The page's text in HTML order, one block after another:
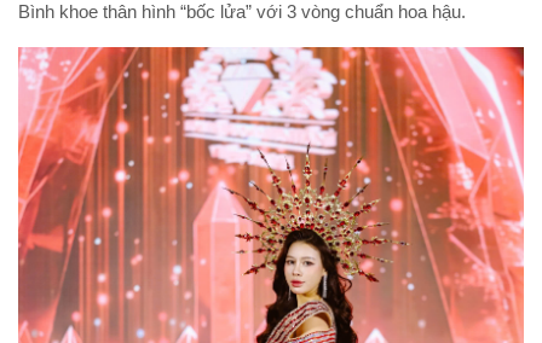
Bình khoe thân hình “bốc lửa” với 3 vòng chuẩn hoa hậu.